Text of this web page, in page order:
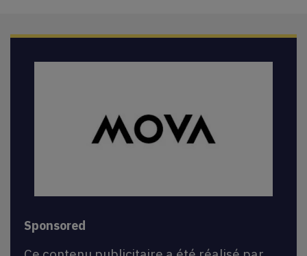
Sponsored